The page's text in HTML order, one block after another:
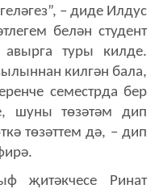
– диде Илдус
белән студент
туры килде.
килгән бала,
семестрда бер
шуны төзәтәм дип
төзәттем дә, – дип
җитәкчесе Ринат